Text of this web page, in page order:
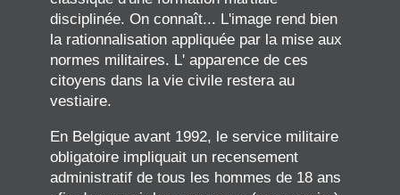
disciplinée. On connaît... L'image rend bien
la rationnalisation appliquée par la mise aux
normes militaires. L' apparence de ces
citoyens dans la vie civile restera au
vestiaire.
En Belgique avant 1992, le service militaire
obligatoire impliquait un recensement
administratif de tous les hommes de 18 ans